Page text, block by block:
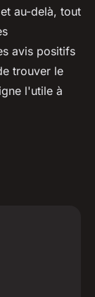
au-delà, tout
avis positifs
trouver le
l'utile à